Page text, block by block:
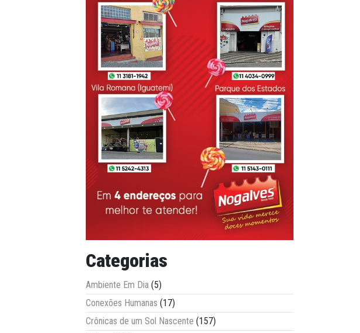
Categorias
Ambiente Em Dia (5)
Conexões Humanas (17)
Crônicas de um Sol Nascente (157)